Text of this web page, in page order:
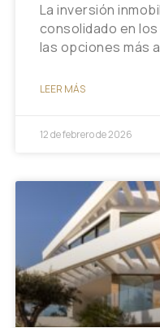
La inversión
consolidado en
las opciones más
LEER MÁS
12 de febrero de 2026